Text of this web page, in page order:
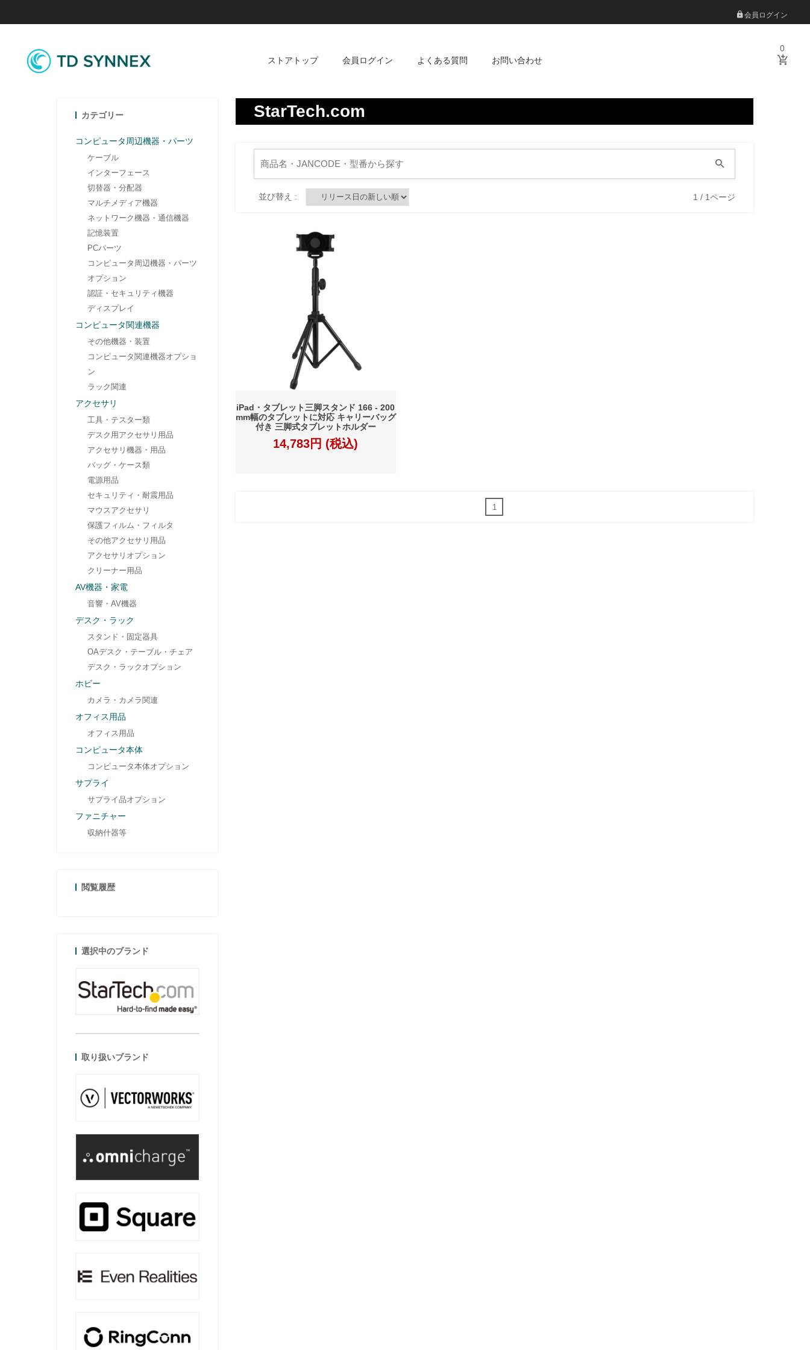
会員ログイン
ストアトップ 会員ログイン よくある質問 お問い合わせ
0
StarTech.com
並び替え : 1 / 1ページ
iPad・タブレット三脚スタンド 166 - 200
mm幅のタブレットに対応 キャリーバッグ
付き 三脚式タブレットホルダー
14,783円 (税込)
1
カテゴリー
コンピュータ周辺機器・パーツ
ケーブル
インターフェース
切替器・分配器
マルチメディア機器
ネットワーク機器・通信機器
記憶装置
PCパーツ
コンピュータ周辺機器・パーツ
オプション
認証・セキュリティ機器
ディスプレイ
コンピュータ関連機器
その他機器・装置
コンピュータ関連機器オプショ
ン
ラック関連
アクセサリ
工具・テスター類
デスク用アクセサリ用品
アクセサリ機器・用品
バッグ・ケース類
電源用品
セキュリティ・耐震用品
マウスアクセサリ
保護フィルム・フィルタ
その他アクセサリ用品
アクセサリオプション
クリーナー用品
AV機器・家電
音響・AV機器
デスク・ラック
スタンド・固定器具
OAデスク・テーブル・チェア
デスク・ラックオプション
ホビー
カメラ・カメラ関連
オフィス用品
オフィス用品
コンピュータ本体
コンピュータ本体オプション
サプライ
サプライ品オプション
ファニチャー
収納什器等
閲覧履歴
選択中のブランド
取り扱いブランド